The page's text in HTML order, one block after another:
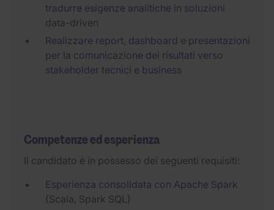
tradurre esigenze analitiche in soluzioni
data-driven
Realizzare report, dashboard e presentazioni
per la comunicazione dei risultati verso
stakeholder tecnici e business
Competenze ed esperienza
Il candidato è in possesso dei seguenti requisiti:
Esperienza consolidata con Apache Spark
(Scala, Spark SQL)